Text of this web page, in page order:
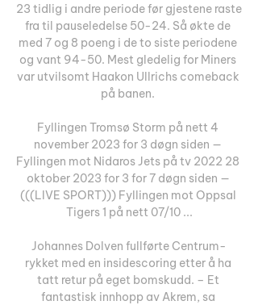
23 tidlig i andre periode før gjestene raste
fra til pauseledelse 50-24. Så økte de
med 7 og 8 poeng i de to siste periodene
og vant 94-50. Mest gledelig for Miners
var utvilsomt Haakon Ullrichs comeback
på banen.
Fyllingen Tromsø Storm på nett 4
november 2023 for 3 døgn siden —
Fyllingen mot Nidaros Jets på tv 2022 28
oktober 2023 for 3 for 7 døgn siden —
(((LIVE SPORT))) Fyllingen mot Oppsal
Tigers 1 på nett 07/10 ...
Johannes Dolven fullførte Centrum-
rykket med en insidescoring etter å ha
tatt retur på eget bomskudd. – Et
fantastisk innhopp av Akrem, sa